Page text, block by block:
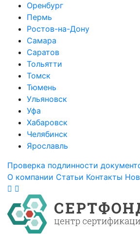
Оренбург
Пермь
Ростов-на-Дону
Самара
Саратов
Тольятти
Томск
Тюмень
Ульяновск
Уфа
Хабаровск
Челябинск
Ярославль
Проверка подлинности
О компании Статьи Контакты